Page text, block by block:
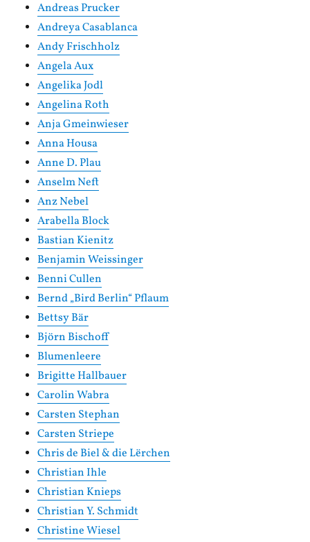
Andreas Prucker
Andreya Casablanca
Andy Frischholz
Angela Aux
Angelika Jodl
Angelina Roth
Anja Gmeinwieser
Anna Housa
Anne D. Plau
Anselm Neft
Anz Nebel
Arabella Block
Bastian Kienitz
Benjamin Weissinger
Benni Cullen
Bernd „Bird Berlin“ Pflaum
Bettsy Bär
Björn Bischoff
Blumenleere
Brigitte Hallbauer
Carolin Wabra
Carsten Stephan
Carsten Striepe
Chris de Biel & die Lërchen
Christian Ihle
Christian Knieps
Christian Y. Schmidt
Christine Wiesel